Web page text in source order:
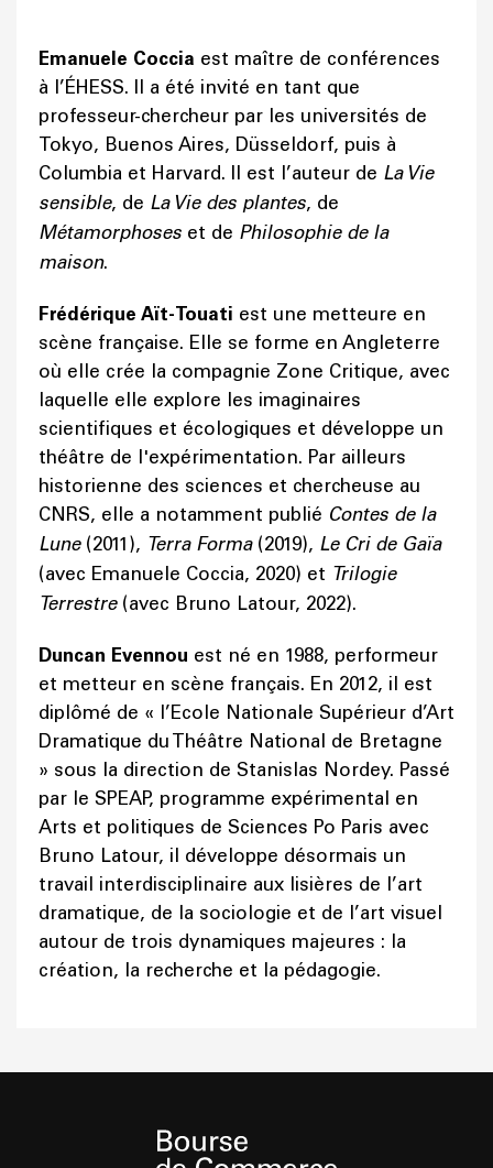
Emanuele Coccia est maître de conférences
à l’ÉHESS. Il a été invité en tant que
professeur-chercheur par les universités de
Tokyo, Buenos Aires, Düsseldorf, puis à
Columbia et Harvard. Il est l’auteur de La Vie
sensible, de La Vie des plantes, de
Métamorphoses et de Philosophie de la
maison.
Frédérique Aït-Touati est une metteure en
scène française. Elle se forme en Angleterre
où elle crée la compagnie Zone Critique, avec
laquelle elle explore les imaginaires
scientifiques et écologiques et développe un
théâtre de l'expérimentation. Par ailleurs
historienne des sciences et chercheuse au
CNRS, elle a notamment publié Contes de la
Lune(2011), Terra Forma(2019), Le Cri de Gaïa
(avec Emanuele Coccia, 2020) et Trilogie
Terrestre(avec Bruno Latour, 2022).
Duncan Evennou est né en 1988, performeur
et metteur en scène français. En 2012, il est
diplômé de « l’Ecole Nationale Supérieur d’Art
Dramatique du Théâtre National de Bretagne
» sous la direction de Stanislas Nordey. Passé
par le SPEAP, programme expérimental en
Arts et politiques de Sciences Po Paris avec
Bruno Latour, il développe désormais un
travail interdisciplinaire aux lisières de l’art
dramatique, de la sociologie et de l’art visuel
autour de trois dynamiques majeures : la
création, la recherche et la pédagogie.